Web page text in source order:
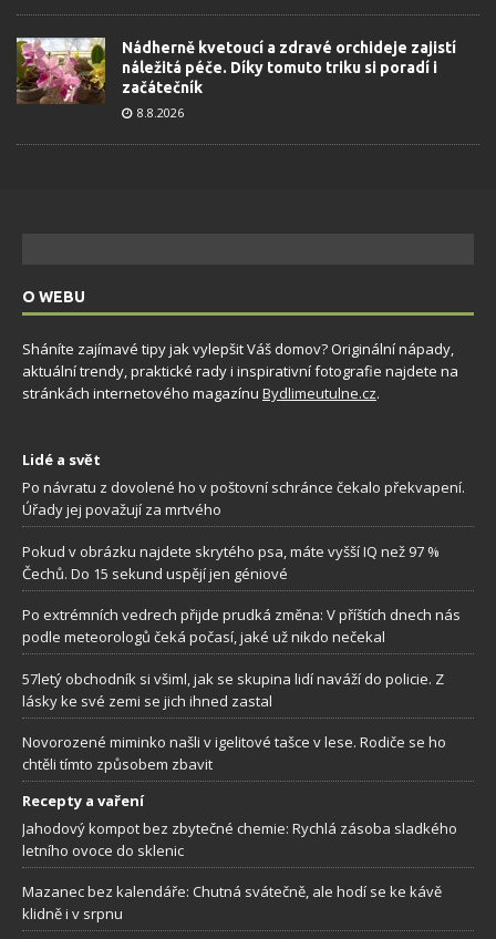
Nádherně kvetoucí a zdravé orchideje zajistí
náležitá péče. Díky tomuto triku si poradí i
začátečník
8.8.2026
O WEBU
Sháníte zajímavé tipy jak vylepšit Váš domov? Originální nápady,
aktuální trendy, praktické rady i inspirativní fotografie najdete na
stránkách internetového magazínu Bydlimeutulne.cz.
Lidé a svět
Po návratu z dovolené ho v poštovní schránce čekalo překvapení.
Úřady jej považují za mrtvého
Pokud v obrázku najdete skrytého psa, máte vyšší IQ než 97 %
Čechů. Do 15 sekund uspějí jen géniové
Po extrémních vedrech přijde prudká změna: V příštích dnech nás
podle meteorologů čeká počasí, jaké už nikdo nečekal
57letý obchodník si všiml, jak se skupina lidí naváží do policie. Z
lásky ke své zemi se jich ihned zastal
Novorozené miminko našli v igelitové tašce v lese. Rodiče se ho
chtěli tímto způsobem zbavit
Recepty a vaření
Jahodový kompot bez zbytečné chemie: Rychlá zásoba sladkého
letního ovoce do sklenic
Mazanec bez kalendáře: Chutná svátečně, ale hodí se ke kávě
klidně i v srpnu